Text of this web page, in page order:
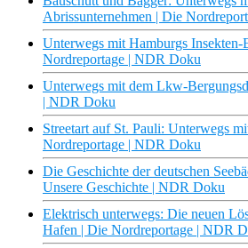
Abrissunternehmen | Die
Unterwegs mit Hamburgs Insekten-
Nordreportage | NDR Doku
Unterwegs mit dem Lkw-
| NDR Doku
Streetart auf St. Pauli: Unterwegs
Nordreportage | NDR Doku
Die Geschichte der deutschen
Unsere Geschichte | NDR Doku
Elektrisch unterwegs: Die neuen
Hafen | Die Nordreportage | NDR